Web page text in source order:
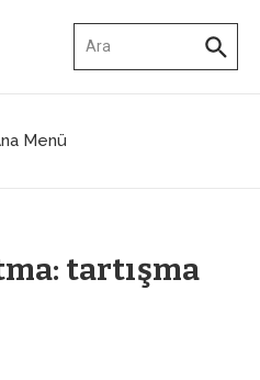
Menü
tartışma